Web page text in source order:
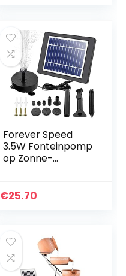
Forever Speed
3.5W Fonteinpomp
op Zonne-
Energie LED,Solar
€25.70